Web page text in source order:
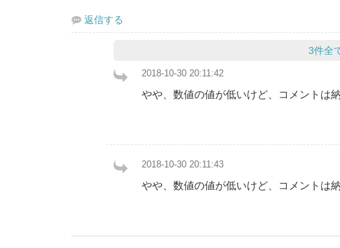
返信する
3件全
2018-10-30 20:11:42
やや、数値の値が低いけど、コメントは納
2018-10-30 20:11:43
やや、数値の値が低いけど、コメントは納